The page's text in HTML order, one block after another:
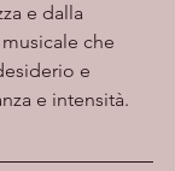
e dalla
che
e
e intensità.